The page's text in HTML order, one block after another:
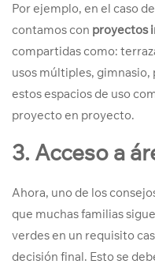
Por ejemplo, en el caso de
contamos con proyectos
compartidas como:
usos múltiples, gimnasio,
estos espacios de uso
proyecto en proyecto.
3. Acceso a
Ahora, uno de los
que muchas familias
verdes en un requisito
decisión final. Esto se